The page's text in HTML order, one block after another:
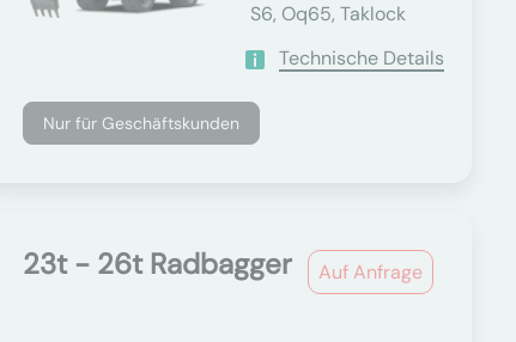
S6, Oq65, Taklock
Technische Details
Nur für Geschäftskunden
Auf Anfrage
23t - 26t Radbagger